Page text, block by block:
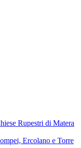
Rupestri di Matera
Ercolano e Torre